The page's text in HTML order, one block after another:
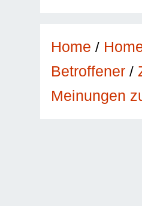
Home /
Betroffener /
Meinungen